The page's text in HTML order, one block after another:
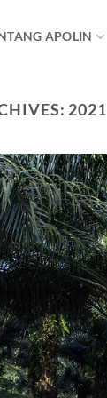
APOLIN
2021